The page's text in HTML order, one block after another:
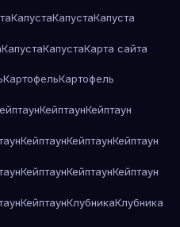
КапустаКапустаКапуста
КапустаКапустаКарта сайта
КартофельКартофель
КейптаунКейптаун
КейптаунКейптаунКейптаун
КейптаунКейптаунКейптаун
КейптаунКлубникаКлубника